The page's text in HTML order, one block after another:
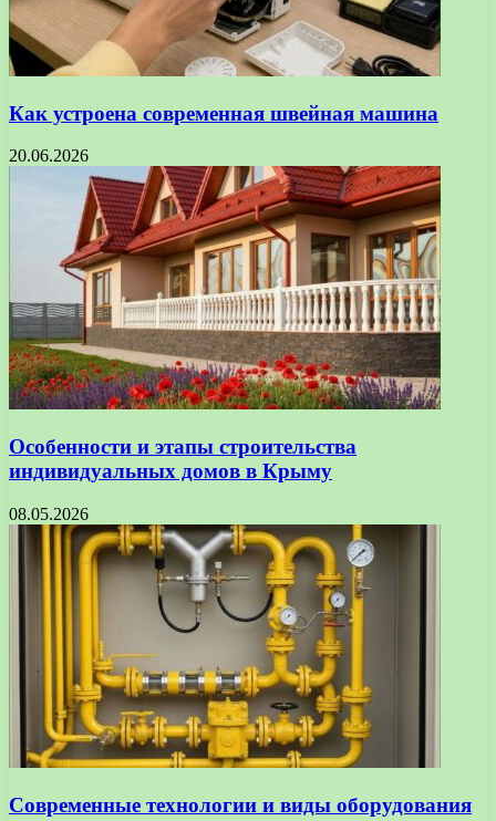
Как устроена современная швейная машина
20.06.2026
Особенности и этапы строительства
индивидуальных домов в Крыму
08.05.2026
Современные технологии и виды оборудования